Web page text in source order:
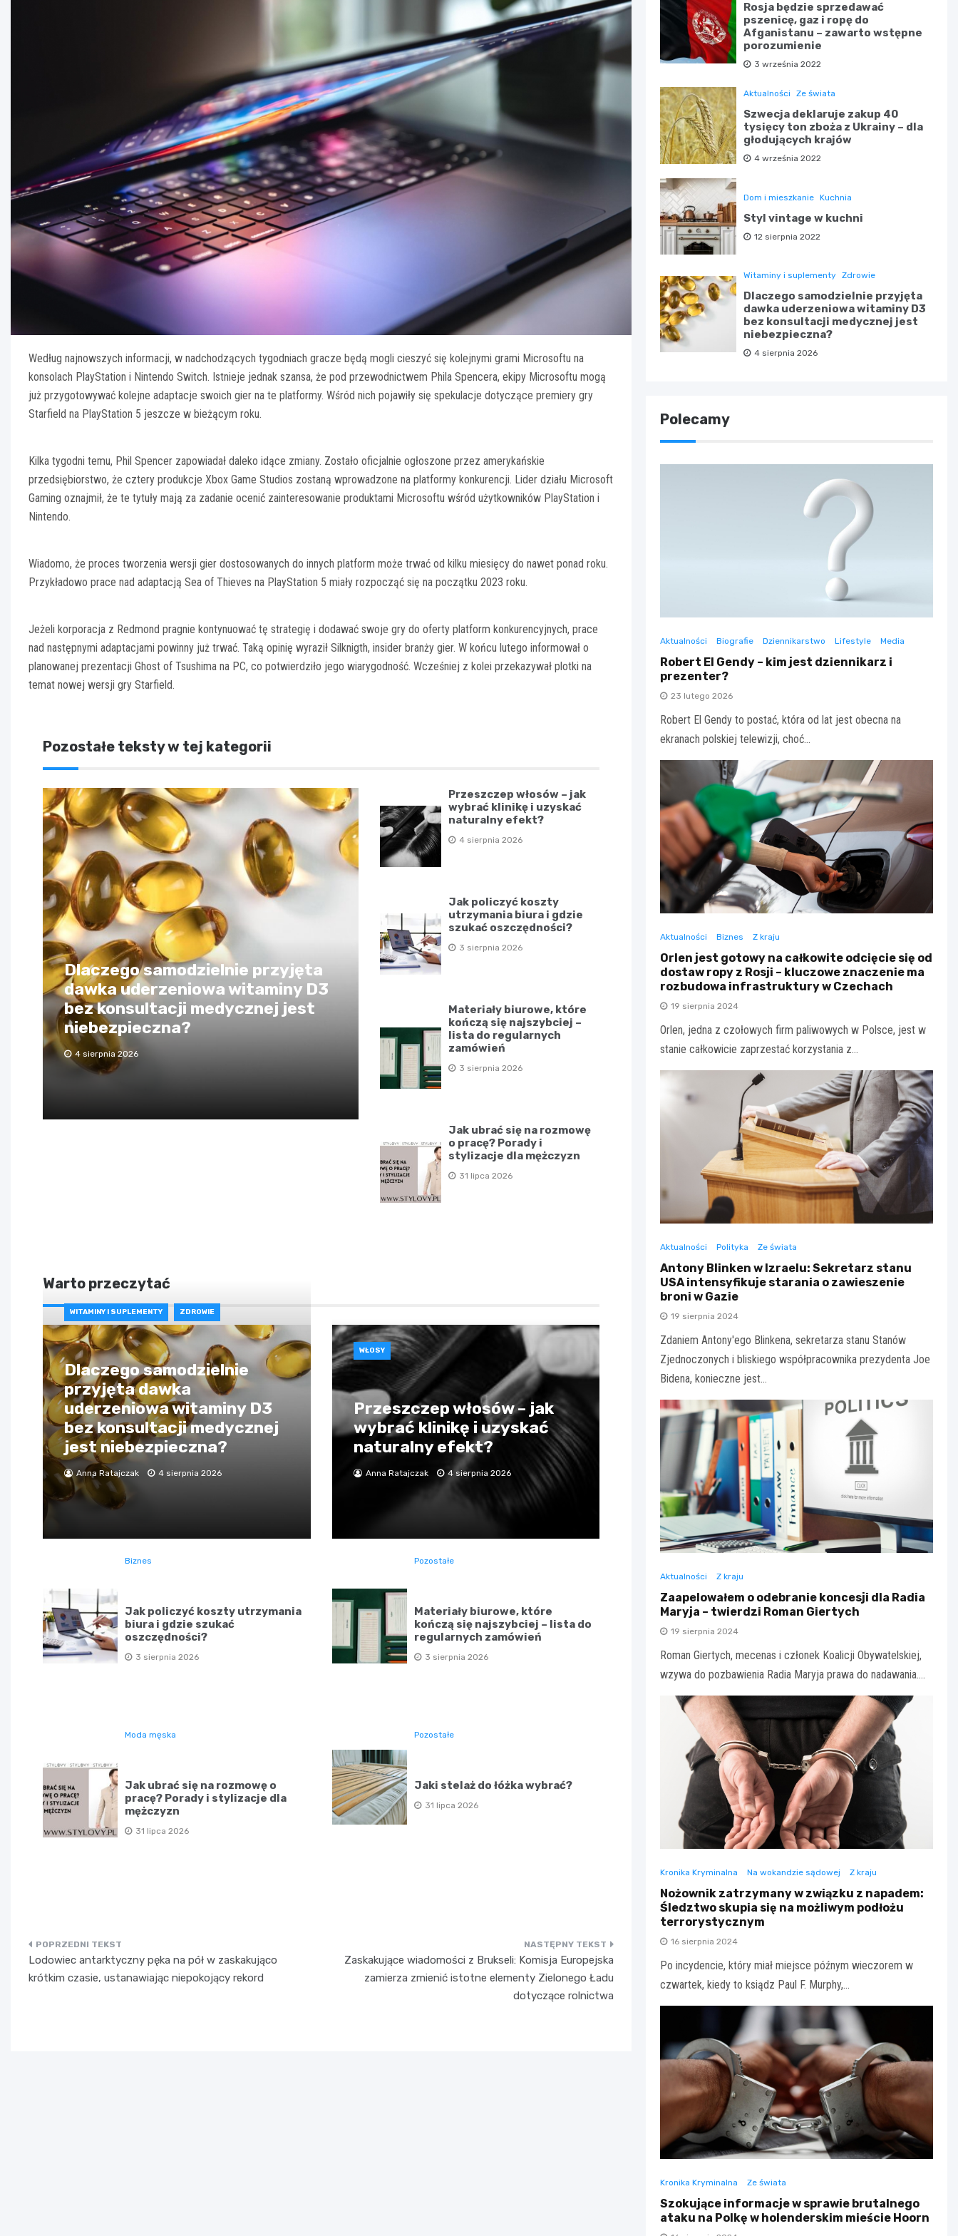
Według najnowszych informacji, w nadchodzących tygodniach gracze będą mogli cieszyć się kolejnymi grami Microsoftu na
konsolach PlayStation i Nintendo Switch. Istnieje jednak szansa, że pod przewodnictwem Phila Spencera, ekipy Microsoftu mogą
już przygotowywać kolejne adaptacje swoich gier na te platformy. Wśród nich pojawiły się spekulacje dotyczące premiery gry
Starfield na PlayStation 5 jeszcze w bieżącym roku.
Kilka tygodni temu, Phil Spencer zapowiadał daleko idące zmiany. Zostało oficjalnie ogłoszone przez amerykańskie
przedsiębiorstwo, że cztery produkcje Xbox Game Studios zostaną wprowadzone na platformy konkurencji. Lider działu Microsoft
Gaming oznajmił, że te tytuły mają za zadanie ocenić zainteresowanie produktami Microsoftu wśród użytkowników PlayStation i
Nintendo.
Wiadomo, że proces tworzenia wersji gier dostosowanych do innych platform może trwać od kilku miesięcy do nawet ponad roku.
Przykładowo prace nad adaptacją Sea of Thieves na PlayStation 5 miały rozpocząć się na początku 2023 roku.
Jeżeli korporacja z Redmond pragnie kontynuować tę strategię i dodawać swoje gry do oferty platform konkurencyjnych, prace
nad następnymi adaptacjami powinny już trwać. Taką opinię wyraził Silknigth, insider branży gier. W końcu lutego informował o
planowanej prezentacji Ghost of Tsushima na PC, co potwierdziło jego wiarygodność. Wcześniej z kolei przekazywał plotki na
temat nowej wersji gry Starfield.
Pozostałe teksty w tej kategorii
Dlaczego samodzielnie przyjęta
dawka uderzeniowa witaminy D3
bez konsultacji medycznej jest
niebezpieczna?
4 sierpnia 2026
Przeszczep włosów – jak
wybrać klinikę i uzyskać
naturalny efekt?
4 sierpnia 2026
Jak policzyć koszty
utrzymania biura i gdzie
szukać oszczędności?
3 sierpnia 2026
Materiały biurowe, które
kończą się najszybciej –
lista do regularnych
zamówień
3 sierpnia 2026
Jak ubrać się na rozmowę
o pracę? Porady i
stylizacje dla mężczyzn
31 lipca 2026
Warto przeczytać
WITAMINY I SUPLEMENTY ZDROWIE
Dlaczego samodzielnie
przyjęta dawka
uderzeniowa witaminy D3
bez konsultacji medycznej
jest niebezpieczna?
Anna Ratajczak 4 sierpnia 2026
WŁOSY
Przeszczep włosów – jak
wybrać klinikę i uzyskać
naturalny efekt?
Anna Ratajczak 4 sierpnia 2026
Biznes
Jak policzyć koszty utrzymania
biura i gdzie szukać
oszczędności?
3 sierpnia 2026
Pozostałe
Materiały biurowe, które
kończą się najszybciej – lista do
regularnych zamówień
3 sierpnia 2026
Moda męska
Jak ubrać się na rozmowę o
pracę? Porady i stylizacje dla
mężczyzn
31 lipca 2026
Pozostałe
Jaki stelaż do łóżka wybrać?
31 lipca 2026
Nawigacja
wpisu
Lodowiec antarktyczny pęka na pół w zaskakująco
krótkim czasie, ustanawiając niepokojący rekord
Zaskakujące wiadomości z Brukseli: Komisja Europejska
zamierza zmienić istotne elementy Zielonego Ładu
dotyczące rolnictwa
Rosja będzie sprzedawać
pszenicę, gaz i ropę do
Afganistanu – zawarto wstępne
porozumienie
3 września 2022
Aktualności Ze świata
Szwecja deklaruje zakup 40
tysięcy ton zboża z Ukrainy – dla
głodujących krajów
4 września 2022
Dom i mieszkanie Kuchnia
Styl vintage w kuchni
12 sierpnia 2022
Witaminy i suplementy Zdrowie
Dlaczego samodzielnie przyjęta
dawka uderzeniowa witaminy D3
bez konsultacji medycznej jest
niebezpieczna?
4 sierpnia 2026
Polecamy
Aktualności Biografie Dziennikarstwo Lifestyle Media
Robert El Gendy – kim jest dziennikarz i
prezenter?
23 lutego 2026
Robert El Gendy to postać, która od lat jest obecna na
ekranach polskiej telewizji, choć…
Aktualności Biznes Z kraju
Orlen jest gotowy na całkowite odcięcie się od
dostaw ropy z Rosji – kluczowe znaczenie ma
rozbudowa infrastruktury w Czechach
19 sierpnia 2024
Orlen, jedna z czołowych firm paliwowych w Polsce, jest w
stanie całkowicie zaprzestać korzystania z…
Aktualności Polityka Ze świata
Antony Blinken w Izraelu: Sekretarz stanu
USA intensyfikuje starania o zawieszenie
broni w Gazie
19 sierpnia 2024
Zdaniem Antony'ego Blinkena, sekretarza stanu Stanów
Zjednoczonych i bliskiego współpracownika prezydenta Joe
Bidena, konieczne jest…
Aktualności Z kraju
Zaapelowałem o odebranie koncesji dla Radia
Maryja – twierdzi Roman Giertych
19 sierpnia 2024
Roman Giertych, mecenas i członek Koalicji Obywatelskiej,
wzywa do pozbawienia Radia Maryja prawa do nadawania.…
Kronika Kryminalna Na wokandzie sądowej Z kraju
Nożownik zatrzymany w związku z napadem:
Śledztwo skupia się na możliwym podłożu
terrorystycznym
16 sierpnia 2024
Po incydencie, który miał miejsce późnym wieczorem w
czwartek, kiedy to ksiądz Paul F. Murphy,…
Kronika Kryminalna Ze świata
Szokujące informacje w sprawie brutalnego
ataku na Polkę w holenderskim mieście Hoorn